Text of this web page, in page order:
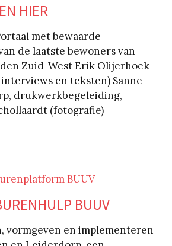
HIER
met bewaarde
de laatste bewoners van
Zuid-West Erik Olijerhoek
en teksten) Sanne
drukwerkbegeleiding,
(fotografie)
BUUV
vormgeven en implementeren